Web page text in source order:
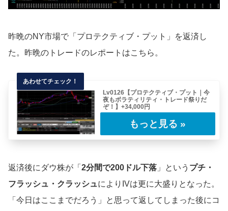
昨晩のNY市場で「プロテクティブ・プット」を返済し
た。昨晩のトレードのレポートはこちら。
Lv0126【プロテクティブ・プット｜今
夜もボラティリティ・トレード祭りだ
ぞ！】+34,000円
い。今回も「プロテクティブ・プット」だ。し
返済後にダウ株が「 2分間で200ドル下落 」という プチ・
フラッシュ・クラッシュによりIVは更に大盛りとなった。
「今日はここまでだろう」と思って返してしまった後にコ